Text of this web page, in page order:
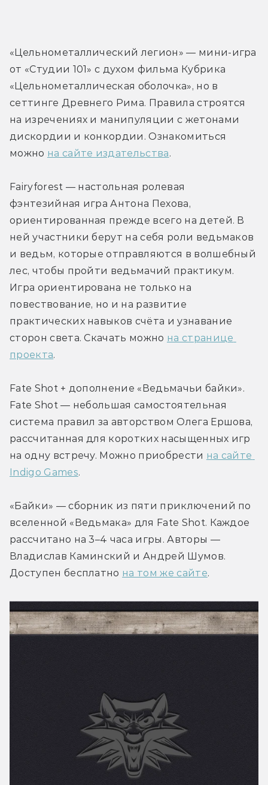
«Цельнометаллический легион» — мини-игра
от «Студии 101» с духом фильма Кубрика
«Цельнометаллическая оболочка», но в
сеттинге Древнего Рима. Правила строятся
на изречениях и манипуляции с жетонами
дискордии и конкордии. Ознакомиться
можно на сайте издательства.
Fairyforest — настольная ролевая
фэнтезийная игра Антона Пехова,
ориентированная прежде всего на детей. В
ней участники берут на себя роли ведьмаков
и ведьм, которые отправляются в волшебный
лес, чтобы пройти ведьмачий практикум.
Игра ориентирована не только на
повествование, но и на развитие
практических навыков счёта и узнавание
сторон света. Скачать можно на странице
проекта.
Fate Shot + дополнение «Ведьмачьи байки».
Fate Shot — небольшая самостоятельная
система правил за авторством Олега Ершова,
рассчитанная для коротких насыщенных игр
на одну встречу. Можно приобрести на сайте
Indigo Games.
«Байки» — сборник из пяти приключений по
вселенной «Ведьмака» для Fate Shot. Каждое
рассчитано на 3–4 часа игры. Авторы —
Владислав Каминский и Андрей Шумов.
Доступен бесплатно на том же сайте.